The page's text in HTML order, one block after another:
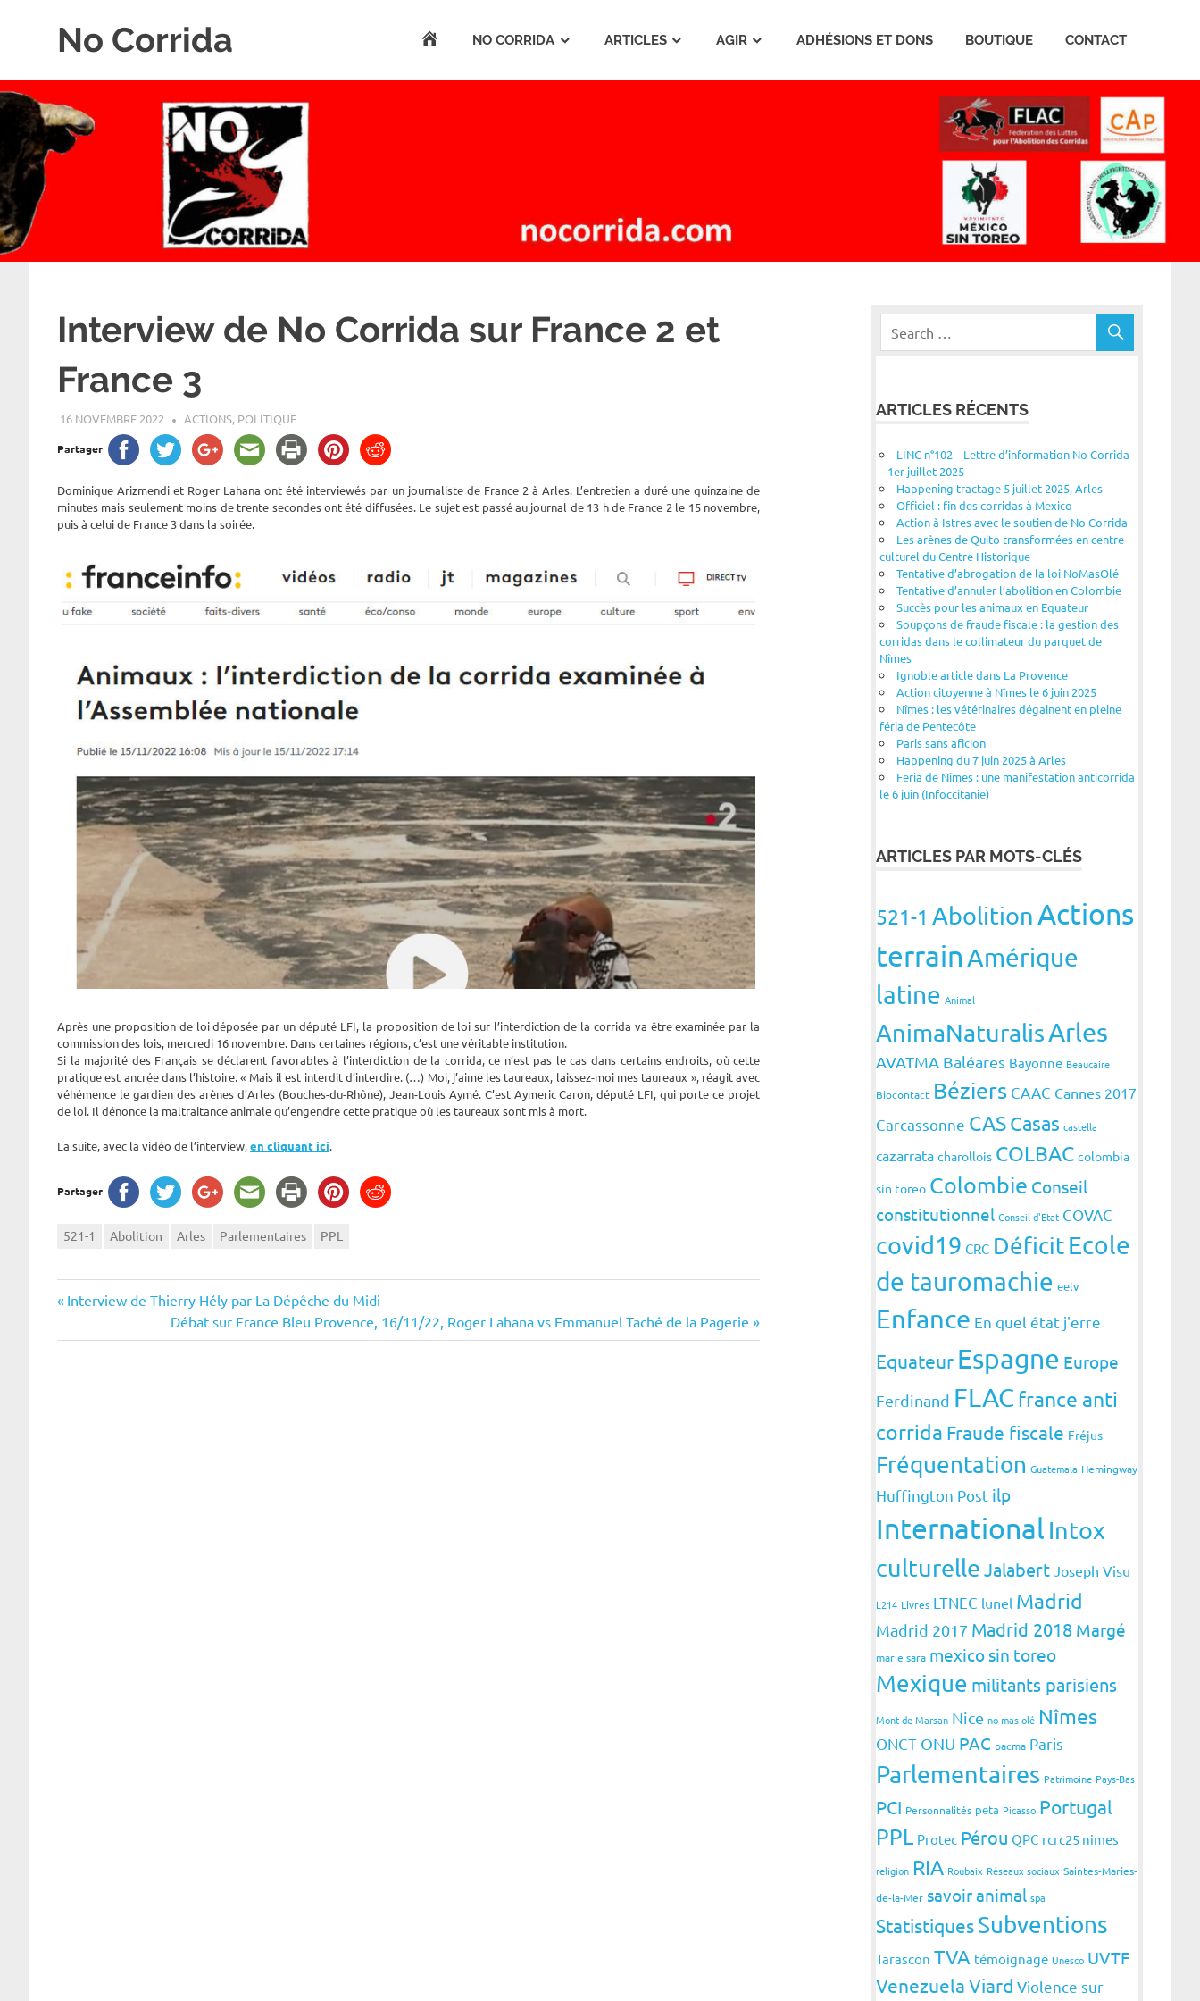
No Corrida
la
corrida
ACCUEILNO CORRIDA ARTICLES AGIR ADHÉSIONS ET DONS BOUTIQUE CONTACT
Interview de No Corrida sur France 2 et
France 3
16 NOVEMBRE 2022 ROGER LAHANA
ACTIONS, POLITIQUE
Partager
Dominique Arizmendi et Roger Lahana ont été interviewés par un journaliste de France 2 à Arles. L’entretien a duré une quinzaine de
minutes mais seulement moins de trente secondes ont été diffusées. Le sujet est passé au journal de 13 h de France 2 le 15 novembre,
puis à celui de France 3 dans la soirée.
Après une proposition de loi déposée par un député LFI, la proposition de loi sur l’interdiction de la corrida va être examinée par la
commission des lois, mercredi 16 novembre. Dans certaines régions, c’est une véritable institution.
Si la majorité des Français se déclarent favorables à l’interdiction de la corrida, ce n’est pas le cas dans certains endroits, où cette
pratique est ancrée dans l’histoire. « Mais il est interdit d’interdire. (…) Moi, j’aime les taureaux, laissez-moi mes taureaux », réagit avec
véhémence le gardien des arènes d’Arles (Bouches-du-Rhône), Jean-Louis Aymé. C’est Aymeric Caron, député LFI, qui porte ce projet
de loi. Il dénonce la maltraitance animale qu’engendre cette pratique où les taureaux sont mis à mort.
La suite, avec la vidéo de l’interview,en cliquant ici.
Partager
521-1 Abolition Arles Parlementaires PPL
Navigation
de
Previous
Interview de Thierry Hély par La Dépêche du Midi
Next
Post:
Débat sur France Bleu Provence, 16/11/22, Roger Lahana vs Emmanuel Taché de la Pagerie
ARTICLES RÉCENTS
LINC n°102 – Lettre d’information No Corrida
– 1er juillet 2025
Happening tractage 5 juillet 2025, Arles
Officiel : fin des corridas à Mexico
Action à Istres avec le soutien de No Corrida
Les arènes de Quito transformées en centre
culturel du Centre Historique
Tentative d’abrogation de la loi NoMasOlé
Tentative d’annuler l’abolition en Colombie
Succès pour les animaux en Equateur
Soupçons de fraude fiscale : la gestion des
corridas dans le collimateur du parquet de
Nîmes
Ignoble article dans La Provence
Action citoyenne à Nîmes le 6 juin 2025
Nîmes : les vétérinaires dégainent en pleine
féria de Pentecôte
Paris sans aficion
Happening du 7 juin 2025 à Arles
Feria de Nîmes : une manifestation anticorrida
le 6 juin (Infoccitanie)
ARTICLES PAR MOTS-CLÉS
521-1 AbolitionActions
terrainAmérique
latine Animal
AnimaNaturalisArles
AVATMA Baléares Bayonne Beaucaire
Biocontact Béziers CAAC Cannes 2017
Carcassonne CASCasas castella
cazarrata charollois COLBAC colombia
sin toreo Colombie Conseil
constitutionnel Conseil d'Etat COVAC
covid19 CRC DéficitEcole
de tauromachie eelv
Enfance En quel état j'erre
Equateur Espagne Europe
Ferdinand FLAC france anti
corrida Fraude fiscale Fréjus
Fréquentation Guatemala Hemingway
Huffington Post ilp
International Intox
culturelle Jalabert Joseph Visu
L214 Livres LTNEC lunel Madrid
Madrid 2017 Madrid 2018 Margé
marie sara mexico sin toreo
Mexique militants parisiens
Mont-de-Marsan Nice no mas olé Nîmes
ONCT ONU PAC pacma Paris
Parlementaires Patrimoine Pays-Bas
PCI Personnalités peta Picasso Portugal
PPL Protec Pérou QPC rcrc25 nimes
religion RIA Roubaix Réseaux sociaux Saintes-Maries-
de-la-Mer savoir animal spa
StatistiquesSubventions
Tarascon TVA témoignage Unesco UVTF
VenezuelaViard Violence sur